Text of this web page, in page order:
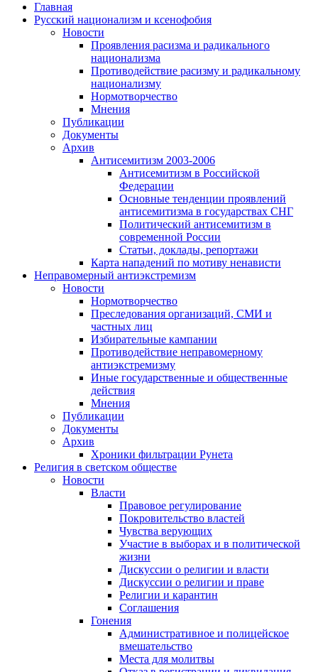
Главная
Русский национализм и ксенофобия
Новости
Проявления расизма и радикального
национализма
Противодействие расизму и радикальному
национализму
Нормотворчество
Мнения
Публикации
Документы
Архив
Антисемитизм 2003-2006
Антисемитизм в Российской
Федерации
Основные тенденции проявлений
антисемитизма в государствах СНГ
Политический антисемитизм в
современной России
Статьи, доклады, репортажи
Карта нападений по мотиву ненависти
Неправомерный антиэкстремизм
Новости
Нормотворчество
Преследования организаций, СМИ и
частных лиц
Избирательные кампании
Противодействие неправомерному
антиэкстремизму
Иные государственные и общественные
действия
Мнения
Публикации
Документы
Архив
Хроники фильтрации Рунета
Религия в светском обществе
Новости
Власти
Правовое регулирование
Покровительство властей
Чувства верующих
Участие в выборах и в политической
жизни
Дискуссии о религии и власти
Дискуссии о религии и праве
Религии и карантин
Соглашения
Гонения
Административное и полицейское
вмешательство
Места для молитвы